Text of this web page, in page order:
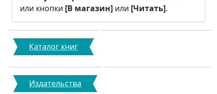
или кнопки [В магазин] или [Читать].
Каталог книг
Издательства